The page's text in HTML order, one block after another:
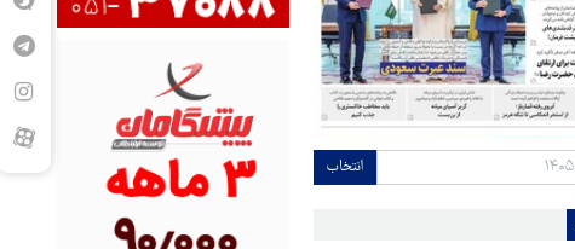
انتخاب